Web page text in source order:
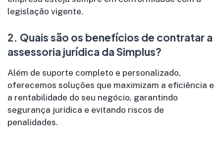
legislação vigente.
2. Quais são os benefícios de contratar a
assessoria jurídica da Simplus?
Além de suporte completo e personalizado,
oferecemos soluções que maximizam a eficiência e
a rentabilidade do seu negócio, garantindo
segurança jurídica e evitando riscos de
penalidades.